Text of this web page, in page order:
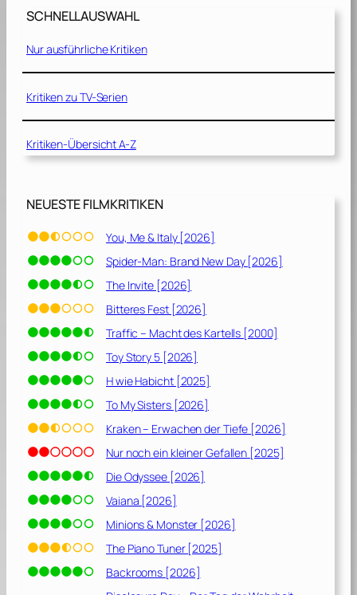
SCHNELLAUSWAHL
Nur ausführliche Kritiken
Kritiken zu TV-Serien
Kritiken-Übersicht A-Z
NEUESTE FILMKRITIKEN
You, Me & Italy [2026]
Spider-Man: Brand New Day [2026]
The Invite [2026]
Bitteres Fest [2026]
Traffic – Macht des Kartells [2000]
Toy Story 5 [2026]
H wie Habicht [2025]
To My Sisters [2026]
Kraken – Erwachen der Tiefe [2026]
Nur noch ein kleiner Gefallen [2025]
Die Odyssee [2026]
Vaiana [2026]
Minions & Monster [2026]
The Piano Tuner [2025]
Backrooms [2026]